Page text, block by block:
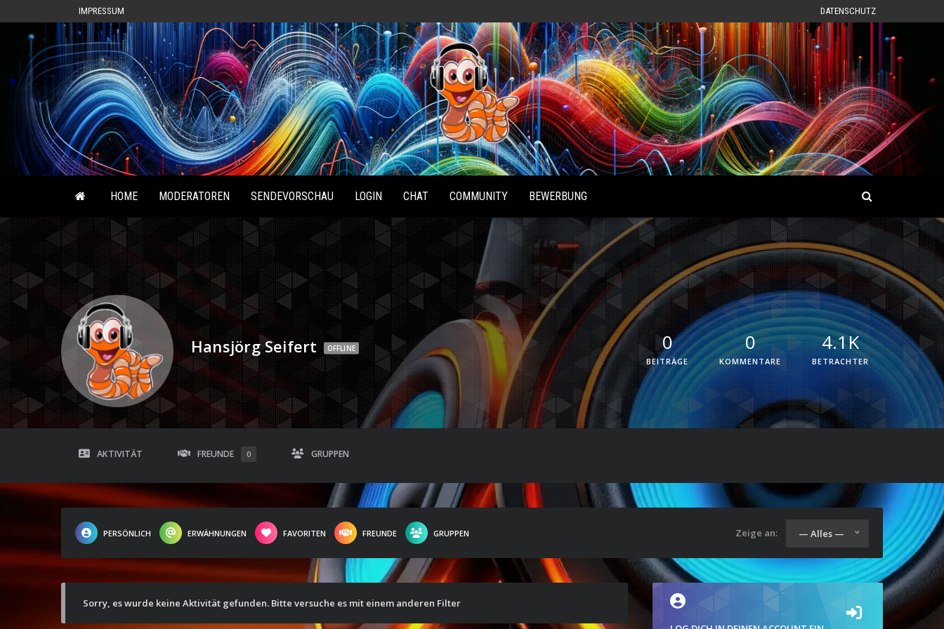
IMPRESSUM DATENSCHUTZ
Radio
Waterlu
HOME MODERATOREN SENDEVORSCHAU LOGIN CHAT COMMUNITY BEWERBUNG
Hansjörg Seifert OFFLINE 0
BEITRÄGE
0
KOMMENTARE
4.1K
BETRACHTER
AKTIVITÄT FREUNDE 0 GRUPPEN
PERSÖNLICH ERWÄHNUNGEN FAVORITEN FREUNDE GRUPPEN Zeige an: — Alles —
Sorry, es wurde keine Aktivität gefunden. Bitte versuche es mit einem anderen Filter